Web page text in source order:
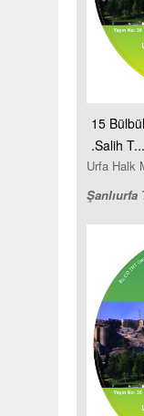
15
.Salih T...
Urfa Halk
Şanlıurfa